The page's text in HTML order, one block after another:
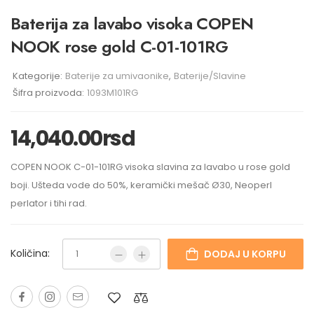
Baterija za lavabo visoka COPEN
NOOK rose gold C-01-101RG
Kategorije: Baterije za umivaonike, Baterije/Slavine
Šifra proizvoda: 1093M101RG
14,040.00rsd
COPEN NOOK C-01-101RG visoka slavina za lavabo u rose gold
boji. Ušteda vode do 50%, keramički mešač Ø30, Neoperl
perlator i tihi rad.
Količina: DODAJ U KORPU